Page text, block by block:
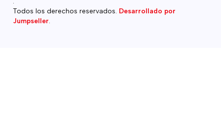
Todos los derechos reservados. Desarrollado por
Jumpseller